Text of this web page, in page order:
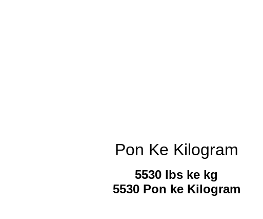
Pon Ke Kilogram
5530 lbs ke kg
5530 Pon ke Kilogram